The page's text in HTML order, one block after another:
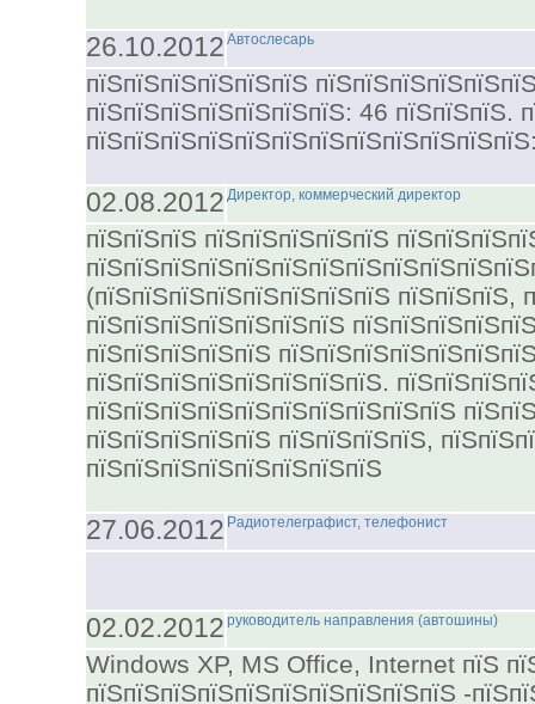
26.10.2012 Автослесарь
пїЅпїЅпїЅпїЅпїЅпїЅ
пїЅпїЅпїЅпїЅпїЅпїЅпїЅ: 46 пїЅпїЅпїЅ.
02.08.2012 Директор, коммерческий директор
пїЅпїЅпїЅ пїЅпїЅпїЅпїЅпїЅ
(пїЅпїЅпїЅпїЅпїЅпїЅпїЅпїЅ пїЅпїЅпїЅ,
пїЅпїЅпїЅпїЅпїЅпїЅпїЅ
пїЅпїЅпїЅпїЅпїЅ
пїЅпїЅпїЅпїЅпїЅпїЅпїЅпїЅ.
пїЅпїЅпїЅпїЅпїЅпїЅпїЅпїЅпїЅпїЅ
пїЅпїЅпїЅпїЅпїЅ пїЅпїЅпїЅпїЅ,
пїЅпїЅпїЅпїЅпїЅпїЅпїЅпїЅ
27.06.2012 Радиотелеграфист, телефонист
02.02.2012 руководитель направления (автошины)
Windows XP, MS Office, Internet пїЅ
пїЅпїЅпїЅпїЅпїЅпїЅпїЅпїЅпїЅпїЅ -